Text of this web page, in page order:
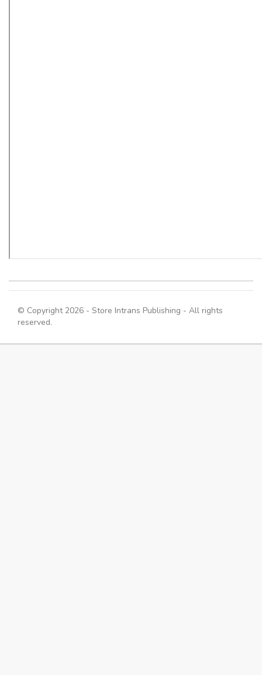
© Copyright 2026 - Store Intrans Publishing - All rights
reserved.